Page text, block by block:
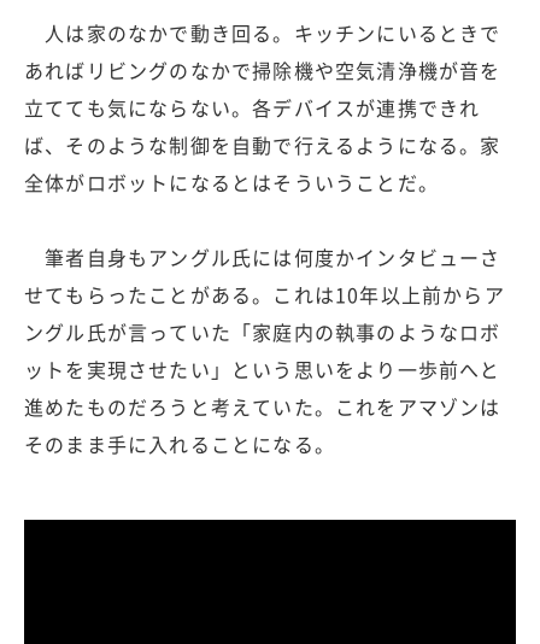
人は家のなかで動き回る。キッチンにいるときで
あればリビングのなかで掃除機や空気清浄機が音を
立てても気にならない。各デバイスが連携できれ
ば、そのような制御を自動で行えるようになる。家
全体がロボットになるとはそういうことだ。
筆者自身もアングル氏には何度かインタビューさ
せてもらったことがある。これは10年以上前からア
ングル氏が言っていた「家庭内の執事のようなロボ
ットを実現させたい」という思いをより一歩前へと
進めたものだろうと考えていた。これをアマゾンは
そのまま手に入れることになる。